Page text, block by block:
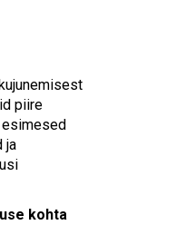
the
search
users
piire
ja
kohta